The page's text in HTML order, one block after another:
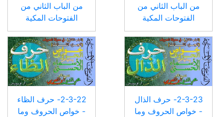
من الباب الثاني من
الفتوحات المكية
من الباب الثاني من
الفتوحات المكية
2-3-23- حرف الذال
- خواص الحروف وما
2-3-22- حرف الظاء
- خواص الحروف وما